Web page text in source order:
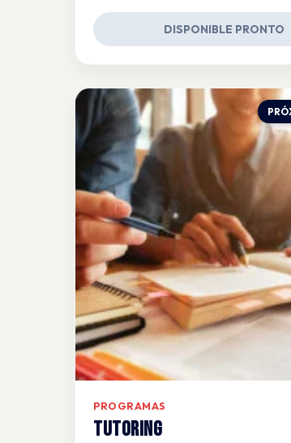
DISPONIBLE PRONTO
PROGRAMAS
Tutoring